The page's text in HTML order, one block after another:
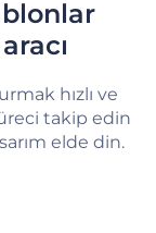
hızlı ve
takip edin
elde din.